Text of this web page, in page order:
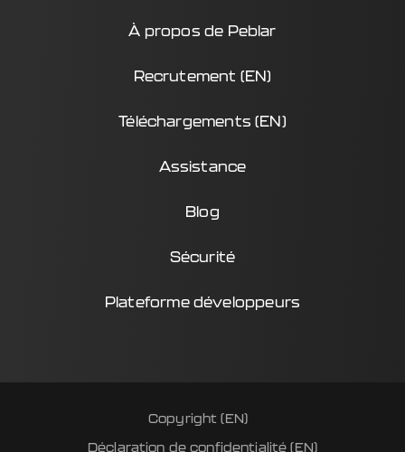
À propos de Peblar
Recrutement (EN)
Téléchargements (EN)
Assistance
Blog
Sécurité
Plateforme développeurs
Copyright (EN)
Déclaration de confidentialité (EN)